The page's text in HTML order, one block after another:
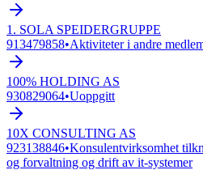
1. SOLA SPEIDERGRUPPE
913479858•Aktiviteter i andre
100% HOLDING AS
930829064•Uoppgitt
10X CONSULTING AS
923138846•Konsulentvirksomhet
og forvaltning og drift av it-systemer